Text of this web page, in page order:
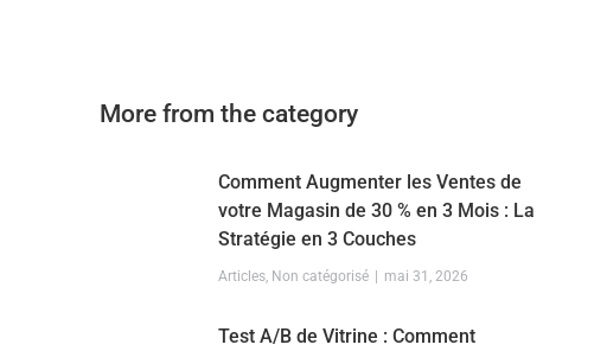
More from the category
Comment Augmenter les Ventes de
votre Magasin de 30 % en 3 Mois : La
Stratégie en 3 Couches
Articles, Non catégorisé mai 31, 2026
Test A/B de Vitrine : Comment